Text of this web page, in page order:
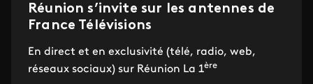
Réunion s’invite sur les antennes de
France Télévisions
En direct et en exclusivité (télé, radio, web,
réseaux sociaux) sur Réunion La 1ère